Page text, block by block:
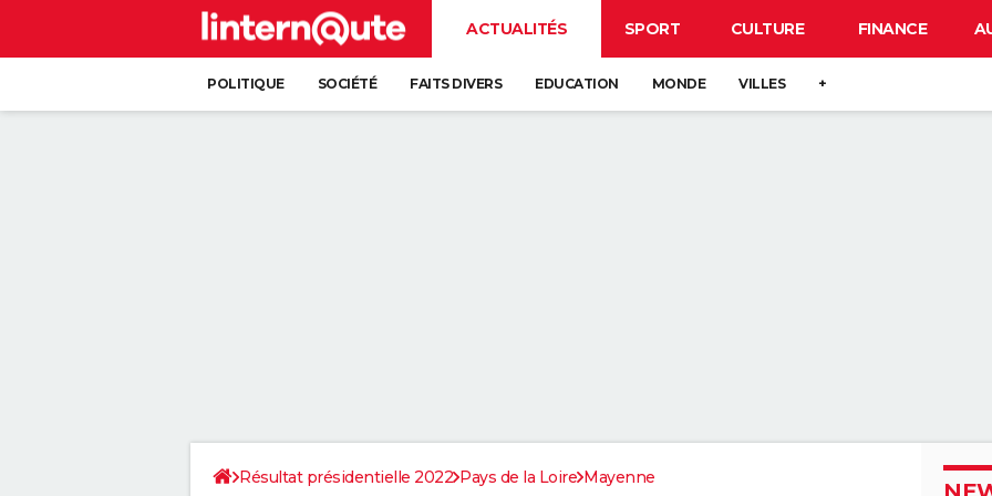
ACTUALITÉS SPORT CULTURE FINANCE
POLITIQUE SOCIÉTÉ FAITS DIVERS EDUCATION MONDE VILLES +
Résultat présidentielle 2022 Pays de la Loire Mayenne